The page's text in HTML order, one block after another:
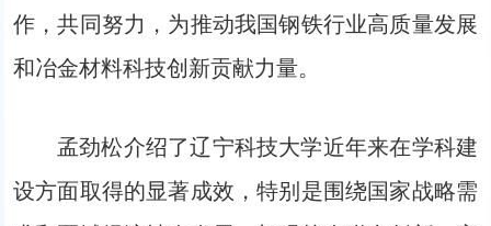
作，共同努力，为推动我国钢铁行业高质量发展
和冶金材料科技创新贡献力量。
孟劲松介绍了辽宁科技大学近年来在学科建
设方面取得的显著成效，特别是围绕国家战略需